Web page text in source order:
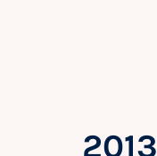
2013